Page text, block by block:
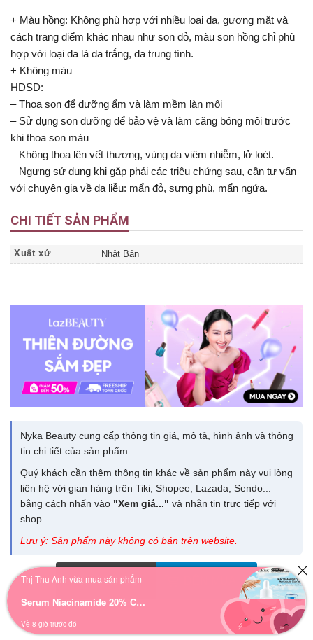
+ Màu hồng: Không phù hợp với nhiều loại da, gương mặt và
cách trang điểm khác nhau như son đỏ, màu son hồng chỉ phù
hợp với loại da là da trắng, da trung tính.
+ Không màu
HDSD:
– Thoa son để dưỡng ẩm và làm mềm làn môi
– Sử dụng son dưỡng để bảo vệ và làm căng bóng môi trước
khi thoa son màu
– Không thoa lên vết thương, vùng da viêm nhiễm, lở loét.
– Ngưng sử dụng khi gặp phải các triệu chứng sau, cần tư vấn
với chuyên gia về da liễu: mẩn đỏ, sưng phù, mẩn ngứa.
CHI TIẾT SẢN PHẨM
Xuất xứ Nhật Bản
Nyka Beauty cung cấp thông tin giá, mô tả, hình ảnh và thông
tin chi tiết của sản phẩm.
Quý khách cần thêm thông tin khác về sản phẩm này vui lòng
liên hệ với gian hàng trên Tiki, Shopee, Lazada, Sendo...
bằng cách nhấn vào "Xem giá..." và nhắn tin trực tiếp với
shop.
Lưu ý: Sản phẩm này không có bán trên website.
Giá 99.000đ
Thị Thu Anh vừa mua sản phẩm
Serum Niacinamide 20% COK’LEAR: Sáng Da, Thu Nhỏ Lỗ Chân Lông
Về 8 giờ trước đó